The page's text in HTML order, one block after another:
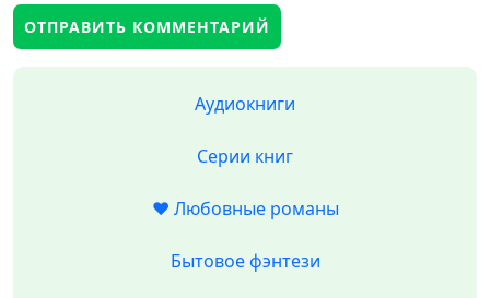
Аудиокниги
Серии книг
❤️ Любовные романы
Бытовое фэнтези